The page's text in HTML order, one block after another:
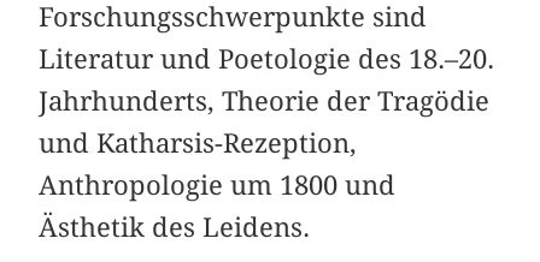
Forschungsschwerpunkte sind
Literatur und Poetologie des 18.–20.
Jahrhunderts, Theorie der Tragödie
und Katharsis-Rezeption,
Anthropologie um 1800 und
Ästhetik des Leidens.